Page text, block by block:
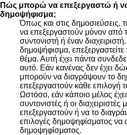
Πώς μπορώ να επεξεργαστώ ή
δημοψήφισμα;
Όπως και στις
να επεξεργαστούν μόνον από
συντονιστή ή έναν
δημοψήφισμα,
θέμα. Αυτή έχει πάντα
αυτό. Εάν κανένας δεν έχει
μπορούν να διαγράψουν το
επεξεργαστούν κάθε επιλογή
Ωστόσο, εάν κάποιο μέλος
συντονιστές ή οι
επεξεργαστούν ή να το
επιλογές δημοψηφίσματος να
δημοψηφίσματος.